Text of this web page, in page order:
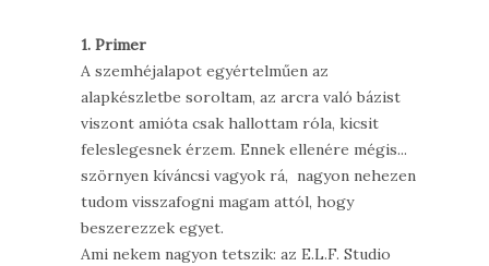
1. Primer
A szemhéjalapot egyértelműen az
alapkészletbe soroltam, az arcra való bázist
viszont amióta csak hallottam róla, kicsit
feleslegesnek érzem. Ennek ellenére mégis...
szörnyen kíváncsi vagyok rá, nagyon nehezen
tudom visszafogni magam attól, hogy
beszerezzek egyet.
Ami nekem nagyon tetszik: az E.L.F. Studio